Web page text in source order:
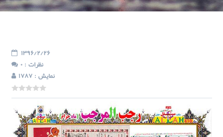
1396/2/26
0 : نظرات
1787 : نمایش